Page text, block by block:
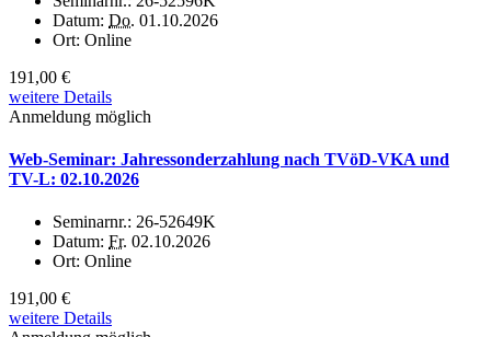
Datum: Do. 01.10.2026
Ort: Online
191,00 €
weitere Details
Anmeldung möglich
Web-Seminar: Jahressonderzahlung nach TVöD-VKA und
TV-L: 02.10.2026
Seminarnr.: 26-52649K
Datum: Fr. 02.10.2026
Ort: Online
191,00 €
weitere Details